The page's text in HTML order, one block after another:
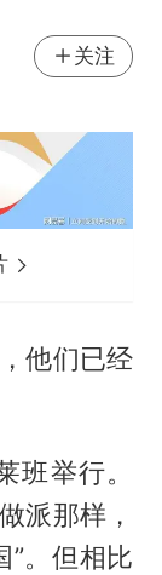
关注
他们已经
班举行。
派那样，
”。但相比